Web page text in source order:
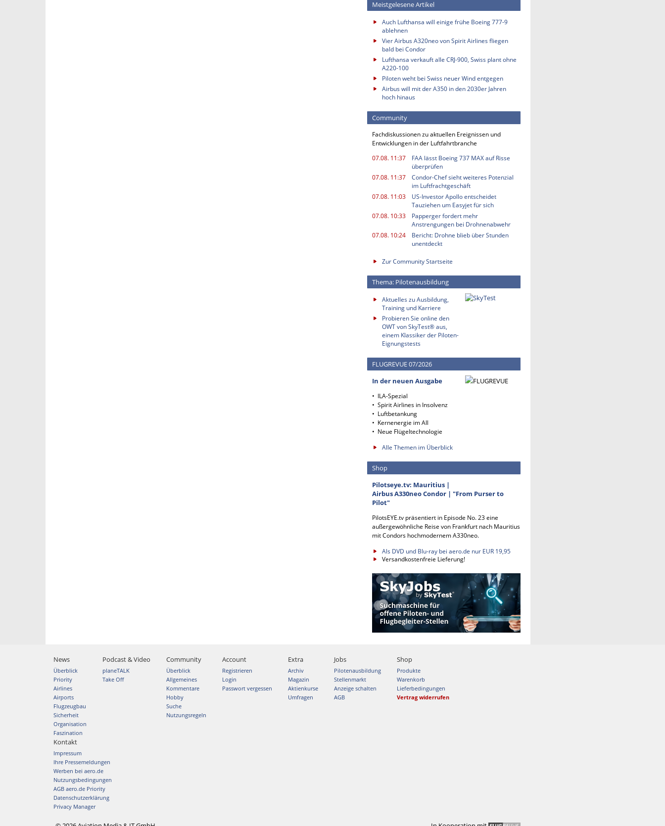
Meistgelesene Artikel
Auch Lufthansa will einige frühe Boeing 777-9
ablehnen
Vier Airbus A320neo von Spirit Airlines fliegen
bald bei Condor
Lufthansa verkauft alle CRJ-900, Swiss plant ohne
A220-100
Piloten weht bei Swiss neuer Wind entgegen
Airbus will mit der A350 in den 2030er Jahren
hoch hinaus
Community
Fachdiskussionen zu aktuellen Ereignissen und
Entwicklungen in der Luftfahrtbranche
07.08. 11:37
FAA lässt Boeing 737 MAX auf Risse
überprüfen
07.08. 11:37
Condor-Chef sieht weiteres Potenzial
im Luftfrachtgeschäft
07.08. 11:03
US-Investor Apollo entscheidet
Tauziehen um Easyjet für sich
07.08. 10:33
Papperger fordert mehr
Anstrengungen bei Drohnenabwehr
07.08. 10:24
Bericht: Drohne blieb über Stunden
unentdeckt
Zur Community Startseite
Thema: Pilotenausbildung
Aktuelles zu Ausbildung,
Training und Karriere
Probieren Sie online den
OWT von SkyTest® aus,
einem Klassiker der Piloten-
Eignungstests
FLUGREVUE 07/2026
In der neuen Ausgabe
• ILA-Spezial
• Spirit Airlines in Insolvenz
• Luftbetankung
• Kernenergie im All
• Neue Flügeltechnologie
Alle Themen im Überblick
Shop
Pilotseye.tv: Mauritius |
Airbus A330neo Condor | "From Purser to
Pilot"
PilotsEYE.tv präsentiert in Episode No. 23 eine
außergewöhnliche Reise von Frankfurt nach Mauritius
mit Condors hochmodernem A330neo.
Als DVD und Blu-ray bei aero.de nur EUR 19,95
Versandkostenfreie Lieferung!
News
Überblick
Priority
Airlines
Airports
Flugzeugbau
Sicherheit
Organisation
Faszination
Podcast & Video
planeTALK
Take Off
Community
Überblick
Allgemeines
Kommentare
Hobby
Suche
Nutzungsregeln
Account
Registrieren
Login
Passwort vergessen
Extra
Archiv
Magazin
Aktienkurse
Umfragen
Jobs
Pilotenausbildung
Stellenmarkt
Anzeige schalten
AGB
Shop
Produkte
Warenkorb
Lieferbedingungen
Vertrag widerrufen
Kontakt
Impressum
Ihre Pressemeldungen
Werben bei aero.de
Nutzungsbedingungen
AGB aero.de Priority
Datenschutzerklärung
Privacy Manager